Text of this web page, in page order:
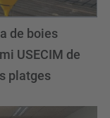
de boies
USECIM de
platges